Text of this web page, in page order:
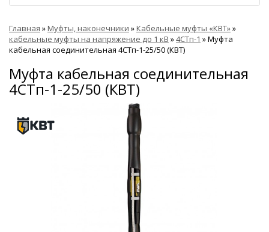
Главная »Муфты, наконечники »Кабельные муфты «КВТ»»
кабельные муфты на напряжение до 1 кВ »4СТп-1 »Муфта
кабельная соединительная 4СТп-1-25/50 (КВТ)
Муфта кабельная соединительная
4СТп-1-25/50 (КВТ)